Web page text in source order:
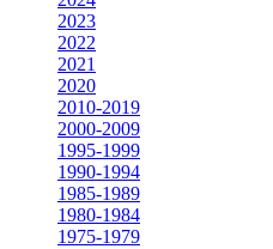
2023
2022
2021
2020
2010-2019
2000-2009
1995-1999
1990-1994
1985-1989
1980-1984
1975-1979